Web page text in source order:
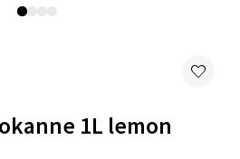
året. Kan ikke kombineres med kuponger eller
1L lemon
Senter Oasen